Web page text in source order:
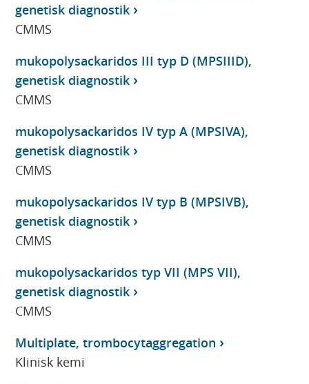
genetisk diagnostik
CMMS
mukopolysackaridos III typ D (MPSIIID),
genetisk diagnostik
CMMS
mukopolysackaridos IV typ A (MPSIVA),
genetisk diagnostik
CMMS
mukopolysackaridos IV typ B (MPSIVB),
genetisk diagnostik
CMMS
mukopolysackaridos typ VII (MPS VII),
genetisk diagnostik
CMMS
Multiplate, trombocytaggregation
Klinisk kemi